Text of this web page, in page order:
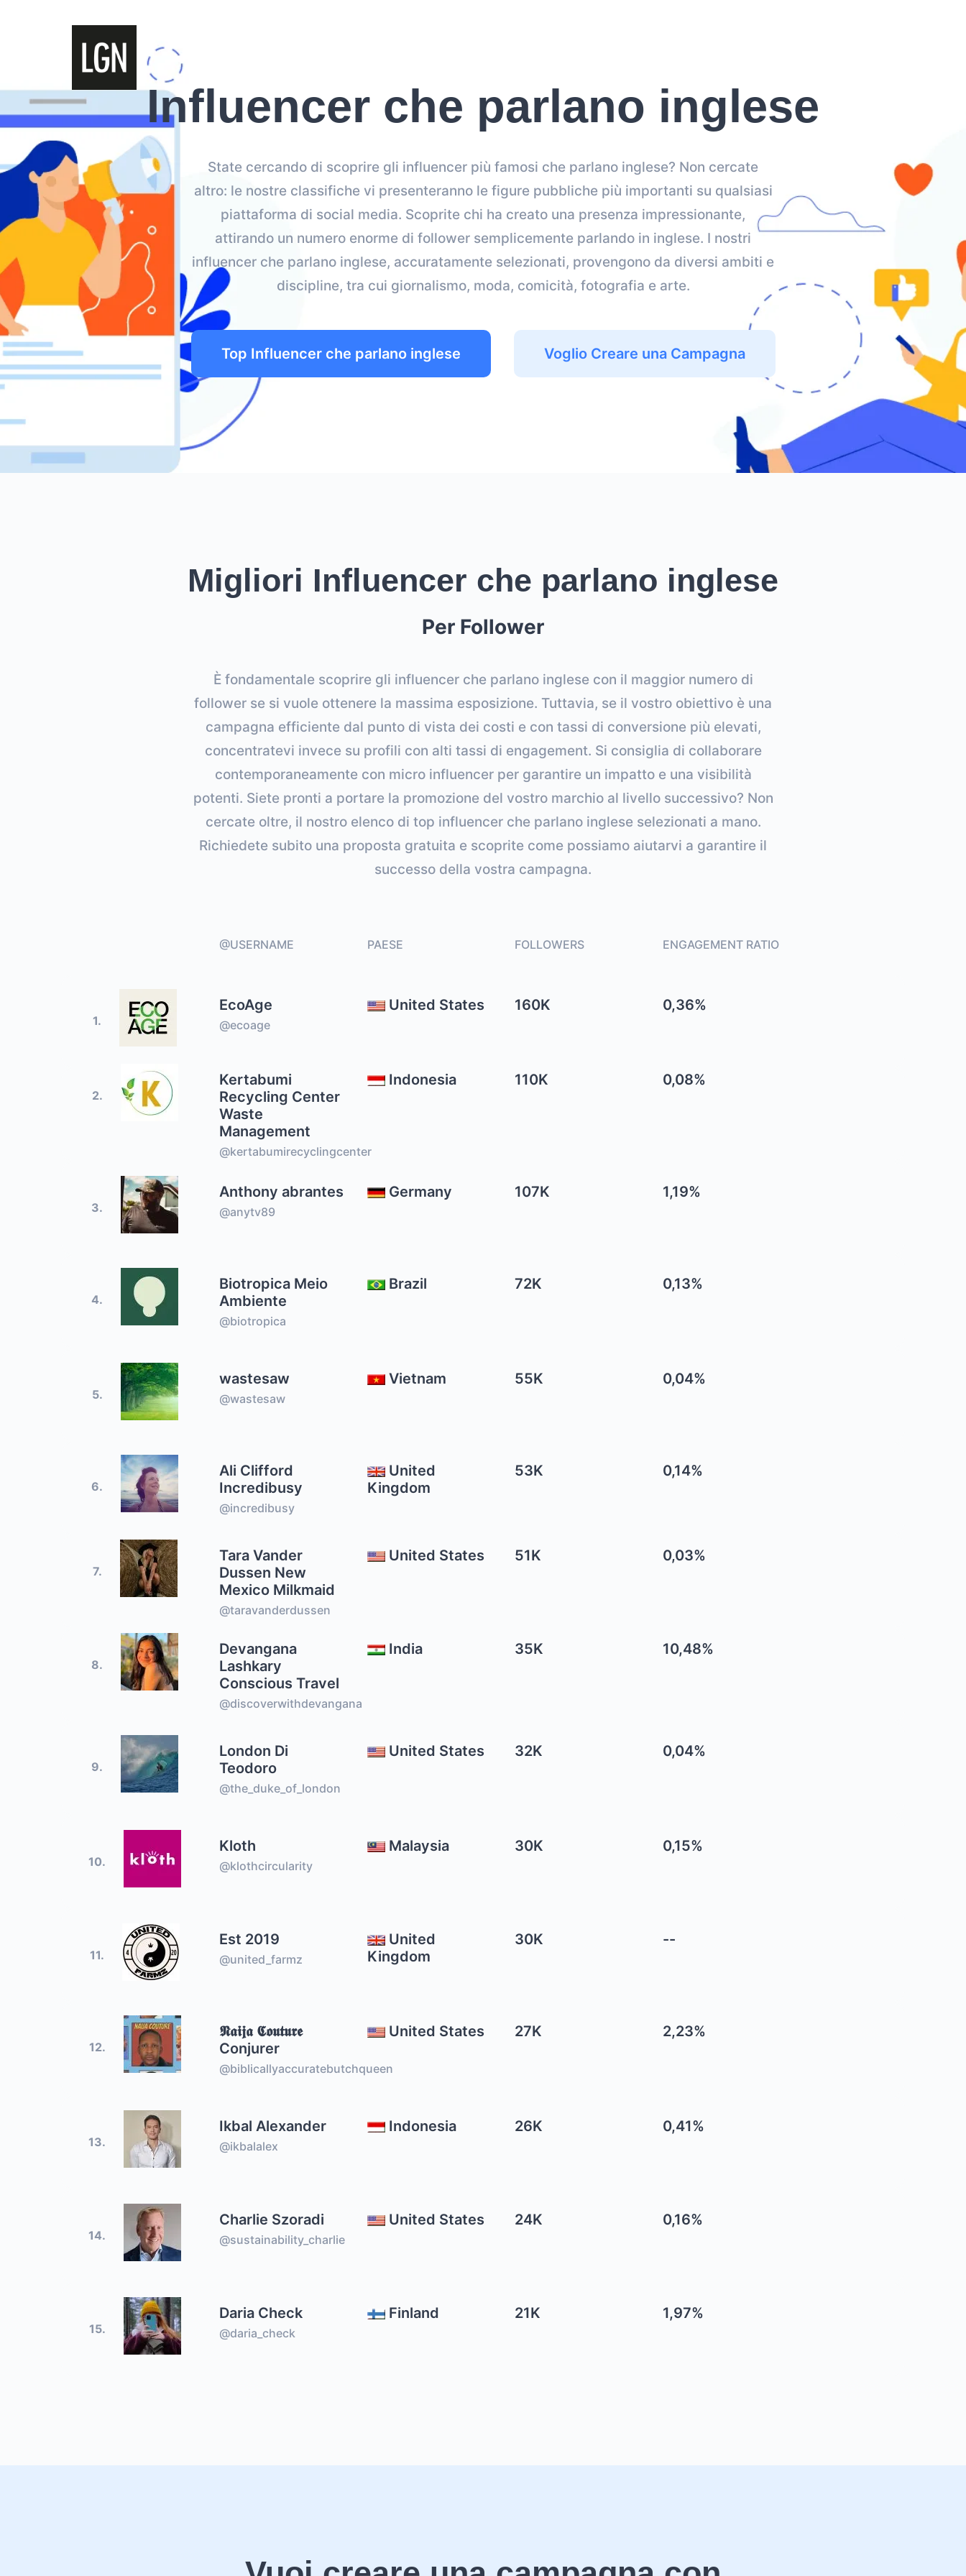
Influencer che parlano inglese
State cercando di scoprire gli influencer più famosi che parlano inglese? Non cercate
altro: le nostre classifiche vi presenteranno le figure pubbliche più importanti su qualsiasi
piattaforma di social media. Scoprite chi ha creato una presenza impressionante,
attirando un numero enorme di follower semplicemente parlando in inglese. I nostri
influencer che parlano inglese, accuratamente selezionati, provengono da diversi ambiti e
discipline, tra cui giornalismo, moda, comicità, fotografia e arte.
Top Influencer che parlano inglese Voglio Creare una Campagna
Migliori Influencer che parlano inglese
Per Follower
È fondamentale scoprire gli influencer che parlano inglese con il maggior numero di
follower se si vuole ottenere la massima esposizione. Tuttavia, se il vostro obiettivo è una
campagna efficiente dal punto di vista dei costi e con tassi di conversione più elevati,
concentratevi invece su profili con alti tassi di engagement. Si consiglia di collaborare
contemporaneamente con micro influencer per garantire un impatto e una visibilità
potenti. Siete pronti a portare la promozione del vostro marchio al livello successivo? Non
cercate oltre, il nostro elenco di top influencer che parlano inglese selezionati a mano.
Richiedete subito una proposta gratuita e scoprite come possiamo aiutarvi a garantire il
successo della vostra campagna.
@USERNAME PAESE FOLLOWERS ENGAGEMENT RATIO
1.
EcoAge
@ecoage
United States 160K 0,36%
2.
Kertabumi
Recycling Center
Waste
Management
@kertabumirecyclingcenter
Indonesia 110K 0,08%
3.
Anthony abrantes
@anytv89
Germany 107K 1,19%
4.
Biotropica Meio
Ambiente
@biotropica
Brazil 72K 0,13%
5.
wastesaw
@wastesaw
Vietnam 55K 0,04%
6.
Ali Clifford
Incredibusy
@incredibusy
United
Kingdom
53K 0,14%
7.
Tara Vander
Dussen New
Mexico Milkmaid
@taravanderdussen
United States 51K 0,03%
8.
Devangana
Lashkary
Conscious Travel
@discoverwithdevangana
India 35K 10,48%
9.
London Di
Teodoro
@the_duke_of_london
United States 32K 0,04%
10.
Kloth
@klothcircularity
Malaysia 30K 0,15%
11.
Est 2019
@united_farmz
United
Kingdom
30K --
12.
𝕹𝖆𝖎𝖏𝖆 𝕮𝖔𝖚𝖙𝖚𝖗𝖊
Conjurer
@biblicallyaccuratebutchqueen
United States 27K 2,23%
13.
Ikbal Alexander
@ikbalalex
Indonesia 26K 0,41%
14.
Charlie Szoradi
@sustainability_charlie
United States 24K 0,16%
15.
Daria Check
@daria_check
Finland 21K 1,97%